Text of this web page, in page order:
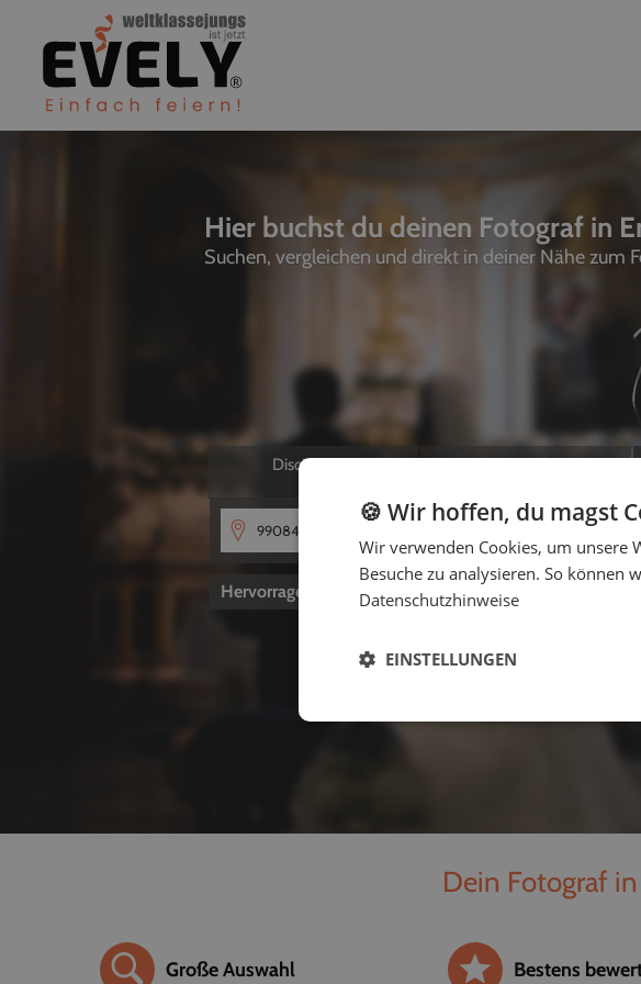
Hier buchst du deinen Fotograf in
Suchen, vergleichen und direkt in deiner Nähe zum
Discjockeys Livemusiker,
Hervorragend von 5
Dein Fotograf
Große Auswahl Bestens
🍪 Wir hoffen, du magst
Wir verwenden Cookies, um unsere
Besuche zu analysieren. So können
Datenschutzhinweise
EINSTELLUNGEN